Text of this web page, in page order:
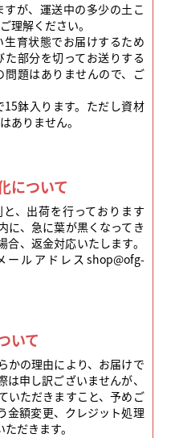
が、運送中の多少の土こ
理解ください。
育状態でお届けするため
部分を切ってお送りする
題はありませんので、ご
鉢入ります。ただし資材
ありません。
について
、出荷を行っております
に、急に葉が黒くなってき
、返金対応いたします。
ルアドレスshop@ofg-
いて
かの理由により、お届けで
申し訳ございませんが、
いただきますこと、予めご
金額変更、クレジット処理
だきます。